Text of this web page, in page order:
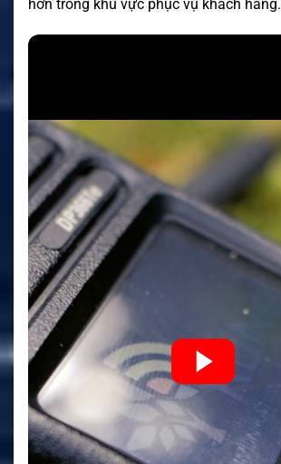
hơn trong khu vực phục vụ khách hàng.